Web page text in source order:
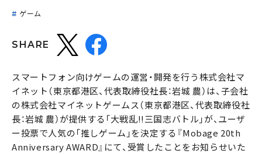
ゲーム
SHARE
スマートフォン向けゲームの運営・開発を行う株式会社マ
イネット（東京都港区、代表取締役社長：岩城 農）は、子会社
の株式会社マイネットゲームス（東京都港区、代表取締役社
長：岩城 農）が提供する「大戦乱!!三国志バトル」が、ユーザ
ー投票で人気の「推しゲーム」を決定する『Mobage 20th
Anniversary AWARD』にて、受賞したことをお知らせいた